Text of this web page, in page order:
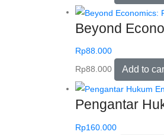
Beyond
Rp88.000
Rp88.000 Add to
Pengantar
Rp160.000